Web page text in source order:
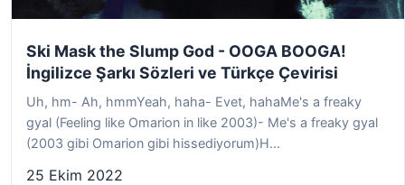
Ski Mask the Slump God - OOGA BOOGA!
İngilizce Şarkı Sözleri ve Türkçe Çevirisi
Uh, hm- Ah, hmmYeah, haha- Evet, hahaMe's a freaky
gyal (Feeling like Omarion in like 2003)- Me's a freaky gyal
(2003 gibi Omarion gibi hissediyorum)H...
25 Ekim 2022